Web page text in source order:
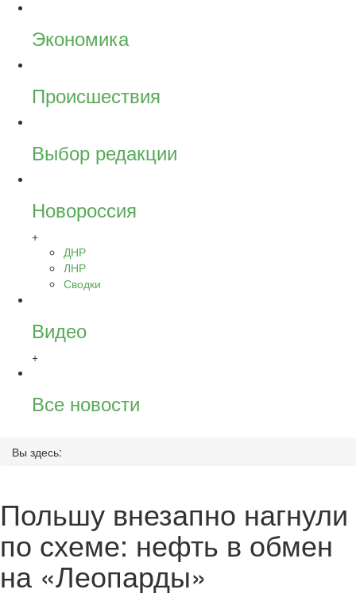
Экономика
Происшествия
Выбор редакции
Новороссия
+
ДНР
ЛНР
Сводки
Видео
+
Все новости
Вы здесь:
Польшу внезапно нагнули
по схеме: нефть в обмен
на «Леопарды»